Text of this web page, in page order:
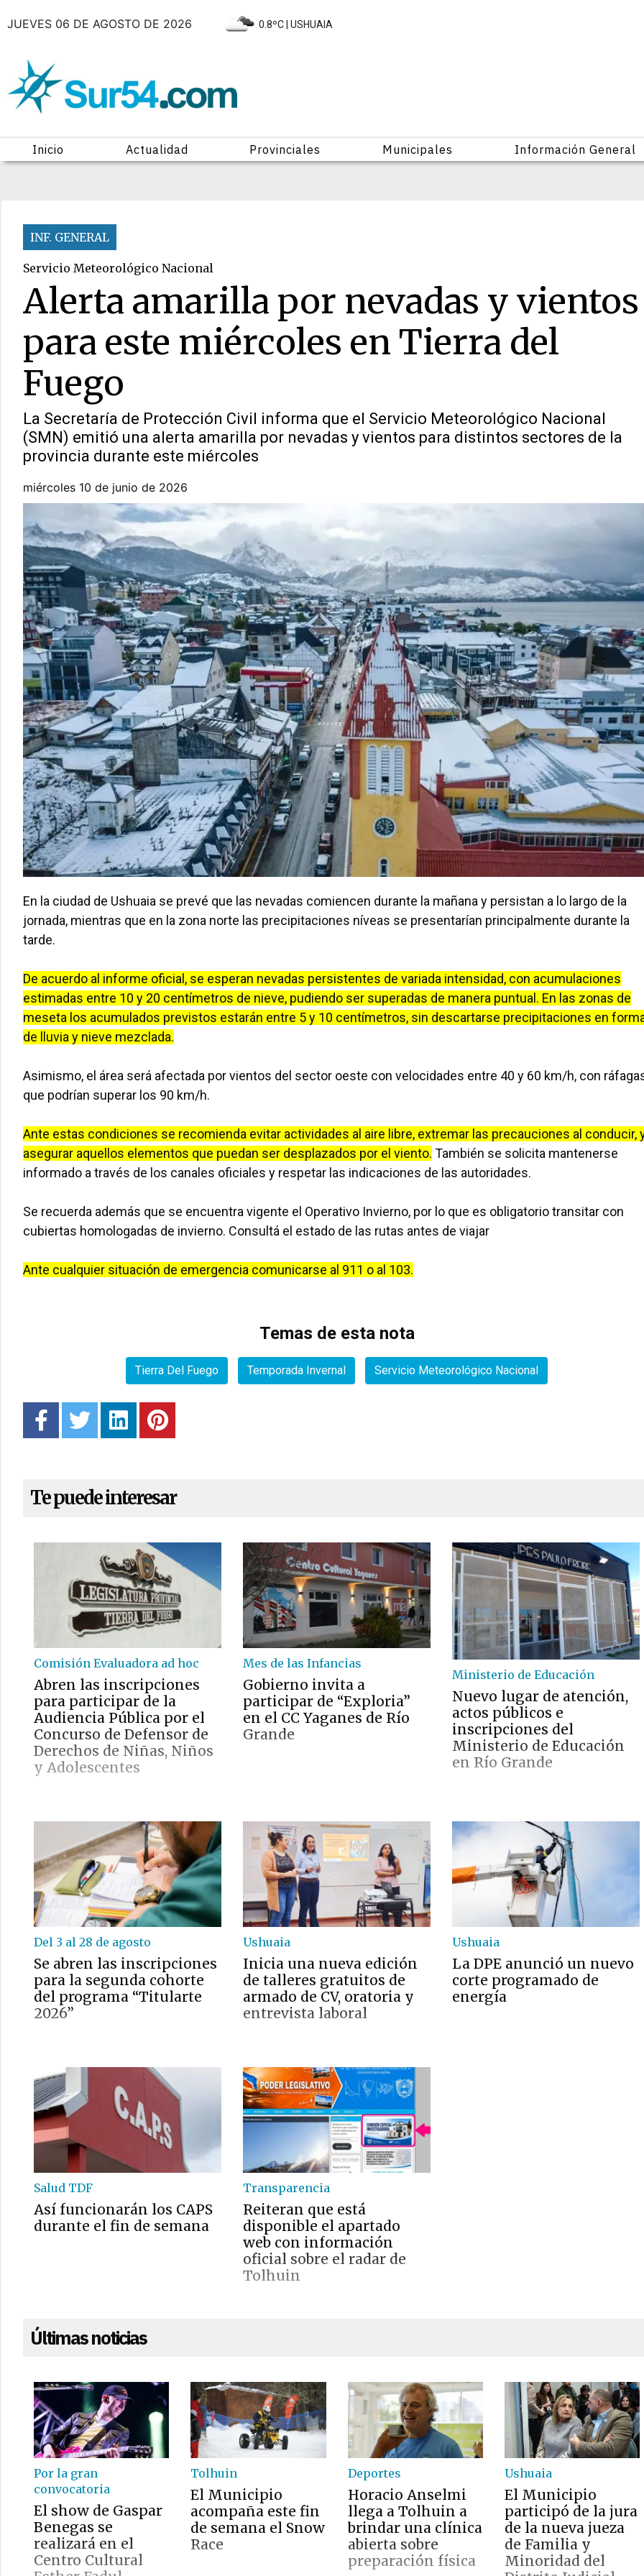
JUEVES 06 DE AGOSTO DE 2026 0.8ºC | USHUAIA
Inicio Actualidad Provinciales Municipales Información General
INF. GENERAL
Servicio Meteorológico Nacional
Alerta amarilla por nevadas y vientos
para este miércoles en Tierra del
Fuego
La Secretaría de Protección Civil informa que el Servicio Meteorológico Nacional
(SMN) emitió una alerta amarilla por nevadas y vientos para distintos sectores de la
provincia durante este miércoles
miércoles 10 de junio de 2026
En la ciudad de Ushuaia se prevé que las nevadas comiencen durante la mañana y persistan a lo largo de la
jornada, mientras que en la zona norte las precipitaciones níveas se presentarían principalmente durante la
tarde.
De acuerdo al informe oficial, se esperan nevadas persistentes de variada intensidad, con acumulaciones
estimadas entre 10 y 20 centímetros de nieve, pudiendo ser superadas de manera puntual. En las zonas de
meseta los acumulados previstos estarán entre 5 y 10 centímetros, sin descartarse precipitaciones en
de lluvia y nieve mezclada.
Asimismo, el área será afectada por vientos del sector oeste con velocidades entre 40 y 60 km/h, con
que podrían superar los 90 km/h.
Ante estas condiciones se recomienda evitar actividades al aire libre, extremar las precauciones al conducir,
asegurar aquellos elementos que puedan ser desplazados por el viento. También se solicita mantenerse
informado a través de los canales oficiales y respetar las indicaciones de las autoridades.
Se recuerda además que se encuentra vigente el Operativo Invierno, por lo que es obligatorio transitar con
cubiertas homologadas de invierno. Consultá el estado de las rutas antes de viajar
Ante cualquier situación de emergencia comunicarse al 911 o al 103.
Temas de esta nota
Tierra Del Fuego Temporada Invernal Servicio Meteorológico Nacional
Te puede interesar
Comisión Evaluadora ad hoc
Abren las inscripciones
para participar de la
Audiencia Pública por el
Concurso de Defensor de
Derechos de Niñas, Niños
y Adolescentes
Mes de las Infancias
Gobierno invita a
participar de “Exploria”
en el CC Yaganes de Río
Grande
Ministerio de Educación
Nuevo lugar de atención,
actos públicos e
inscripciones del
Ministerio de Educación
en Río Grande
Del 3 al 28 de agosto
Se abren las inscripciones
para la segunda cohorte
del programa “Titularte
2026”
Ushuaia
Inicia una nueva edición
de talleres gratuitos de
armado de CV, oratoria y
entrevista laboral
Ushuaia
La DPE anunció un nuevo
corte programado de
energía
Salud TDF
Así funcionarán los CAPS
durante el fin de semana
Transparencia
Reiteran que está
disponible el apartado
web con información
oficial sobre el radar de
Tolhuin
Últimas noticias
Por la gran
convocatoria
El show de Gaspar
Benegas se
realizará en el
Centro Cultural
Tolhuin
El Municipio
acompaña este fin
de semana el Snow
Race
Deportes
Horacio Anselmi
llega a Tolhuin a
brindar una clínica
abierta sobre
preparación física
Ushuaia
El Municipio
participó de la jura
de la nueva jueza
de Familia y
Minoridad del